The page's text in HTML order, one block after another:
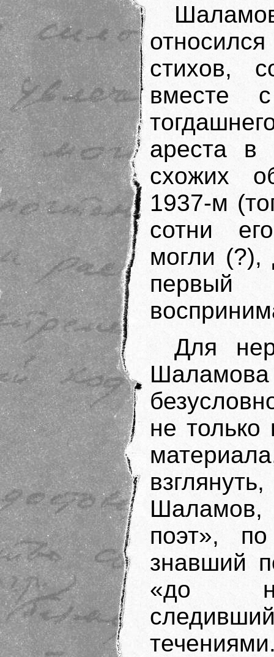
стихов,
вместе
ареста в
схожих
1937-м
сотни
могли (?),
первый
Для
Шаламова
не только
поэт», по
знавший
«до